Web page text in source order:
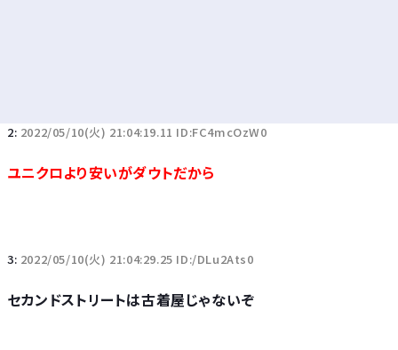
2: 2022/05/10(火) 21:04:19.11 ID:FC4mcOzW0
ユニクロより安いがダウトだから
3: 2022/05/10(火) 21:04:29.25 ID:/DLu2Ats0
セカンドストリートは古着屋じゃないぞ